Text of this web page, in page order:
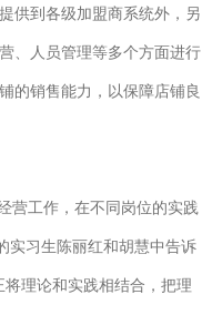
供到各级加盟商系统外，另
、人员管理等多个方面进行
的销售能力，以保障店铺良
营工作，在不同岗位的实践
实习生陈丽红和胡慧中告诉
理论和实践相结合，把理